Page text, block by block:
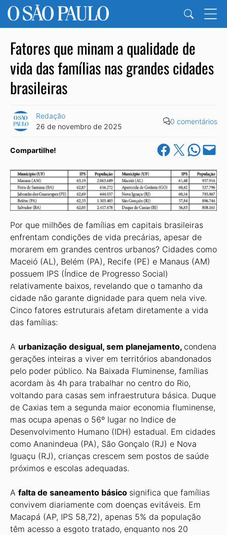
Fatores que minam a qualidade de
vida das famílias nas grandes cidades
brasileiras
Redação
26 de novembro de 2025
0 comentários
Compartilhe! Share on Facebook
Share on X Share on
Email this
Por que milhões de famílias em capitais brasileiras
enfrentam condições de vida precárias, apesar de
morarem em grandes centros urbanos? Cidades como
Maceió (AL), Belém (PA), Recife (PE) e Manaus (AM)
possuem IPS (Índice de Progresso Social)
relativamente baixos, revelando que o tamanho da
cidade não garante dignidade para quem nela vive.
Cinco fatores estruturais afetam diretamente a vida
das famílias:
A urbanização desigual, sem planejamento, condena
gerações inteiras a viver em territórios abandonados
pelo poder público. Na Baixada Fluminense, famílias
acordam às 4h para trabalhar no centro do Rio,
voltando para casas sem infraestrutura básica. Duque
de Caxias tem a segunda maior economia fluminense,
mas ocupa apenas o 56º lugar no Indice de
Desenvolvimento Humano (IDH) estadual. Em cidades
como Ananindeua (PA), São Gonçalo (RJ) e Nova
Iguaçu (RJ), crianças crescem sem postos de saúde
próximos e escolas adequadas.
A falta de saneamento básico significa que famílias
convivem diariamente com doenças evitáveis. Em
Macapá (AP, IPS 58,72), apenas 5% da população
têm acesso a esgoto tratado, enquanto nos 20